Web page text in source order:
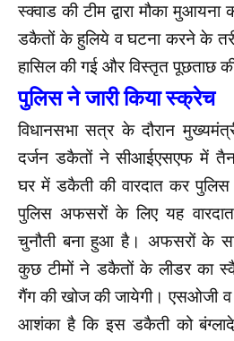
स्क्वाड की टीम द्वारा मौका
डकैतों के हुलिये व घटना करने के
हासिल की गई और विस्तृत पूछताछ
पुलिस ने जारी किया स्क्रेच
विधानसभा सत्र के दौरान
दर्जन डकैतों ने सीआईएसएफ में
घर में डकैती की वारदात कर
पुलिस अफसरों के लिए यह
चुनौती बना हुआ है। अफसरों के
कुछ टीमों ने डकैतों के लीडर का
गैंग की खोज की जायेगी। एसओजी
आशंका है कि इस डकैती को